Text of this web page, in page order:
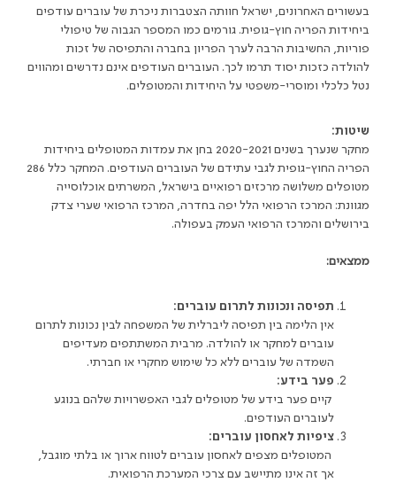
בעשורים האחרונים, ישראל חוותה הצטברות ניכרת של עוברים עודפים
ביחידות הפריה חוץ-גופית. גורמים כמו המספר הגבוה של טיפולי
פוריות, החשיבות הרבה לערך הפריון בחברה והתפיסה של זכות
להולדה כזכות יסוד תרמו לכך. העוברים העודפים אינם נדרשים ומהווים
נטל כלכלי ומוסרי-משפטי על היחידות והמטופלים.
שיטות:
מחקר שנערך בשנים 2020-2021 בחן את עמדות המטופלים ביחידות
הפריה החוץ-גופית לגבי עתידם של העוברים העודפים. המחקר כלל 286
מטופלים משלושה מרכזים רפואיים בישראל, המשרתים אוכלוסייה
מגוונת: המרכז הרפואי הלל יפה בחדרה, המרכז הרפואי שערי צדק
בירושלים והמרכז הרפואי העמק בעפולה.
ממצאים:
תפיסה ונכונות לתרום עוברים:
אין הלימה בין תפיסה ליברלית של המשפחה לבין נכונות לתרום
עוברים למחקר או להולדה. מרבית המשתתפים מעדיפים
השמדה של עוברים ללא כל שימוש מחקרי או חברתי.
פער בידע:
קיים פער בידע של מטופלים לגבי האפשרויות שלהם בנוגע
לעוברים העודפים.
ציפיות לאחסון עוברים:
המטופלים מצפים לאחסון עוברים לטווח ארוך או בלתי מוגבל,
אך זה אינו מתיישב עם צרכי המערכת הרפואית.